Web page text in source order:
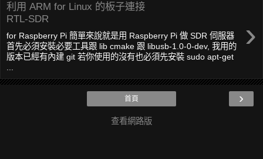
利用 ARM for Linux 的板子連接
RTL-SDR
›
for Raspberry Pi 簡單來說就是用 Raspberry Pi 做 SDR 伺服器
首先必須安裝必要工具跟 lib cmake 跟 libusb-1.0-0-dev, 我用的
版本已經有內建 git 若你使用的沒有也必須先安裝 sudo apt-get
›
首頁
查看網路版